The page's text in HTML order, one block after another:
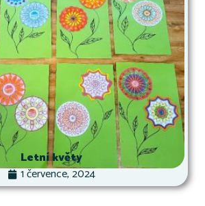
Letní květy
1 července, 2024